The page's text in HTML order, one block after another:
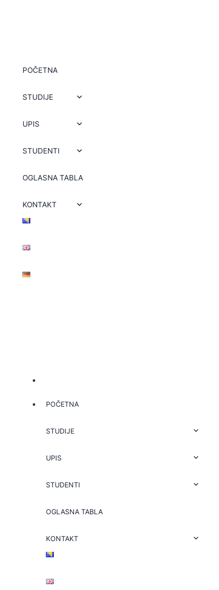
POČETNA
STUDIJE
UPIS
STUDENTI
OGLASNA TABLA
KONTAKT
POČETNA
STUDIJE
UPIS
STUDENTI
OGLASNA TABLA
KONTAKT